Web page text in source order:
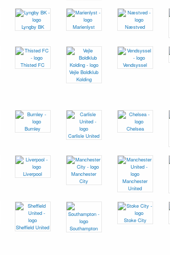
Lyngby BK Marienlyst
Næstved
Thisted FC
Vejle Boldklub
Kolding
Vendsyssel
Burnley
Carlisle United
Chelsea
Liverpool
Manchester
City
Manchester
United
Sheffield United
Southampton
Stoke City